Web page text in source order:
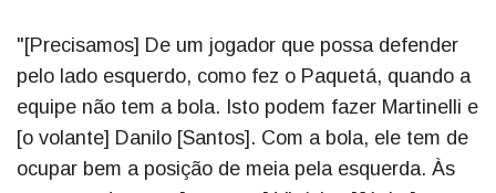
"[Precisamos] De um jogador que possa defender
pelo lado esquerdo, como fez o Paquetá, quando a
equipe não tem a bola. Isto podem fazer Martinelli e
[o volante] Danilo [Santos]. Com a bola, ele tem de
ocupar bem a posição de meia pela esquerda. Às